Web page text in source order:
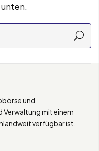
und
mit einem
verfügbar ist.